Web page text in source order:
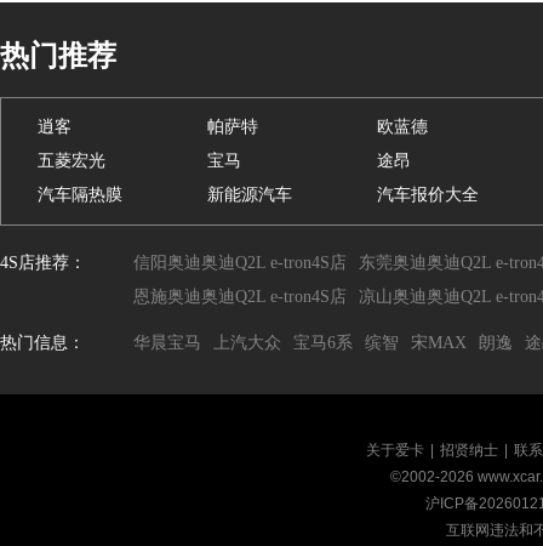
热门推荐
逍客 帕萨特
欧蓝德
五菱宏光
宝马
途昂
汽车隔热膜
新能源汽车 汽车报价大全
4S店推荐： 信阳奥迪奥迪Q2L e-tron4S店
东莞奥迪奥迪Q2L e-
恩施奥迪奥迪Q2L e-tron4S店
凉山奥迪奥迪Q2L e-
热门信息： 华晨宝马 上汽大众 宝马6系 缤智 宋MAX 朗逸
关于爱卡 招贤纳士
联
©2002-2026
沪ICP备
互联网违法和